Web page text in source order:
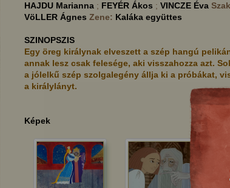
HAJDU Marianna ; FEYÉR Ákos ; VINCZE Éva
VöLLER Ágnes Zene: Kaláka együttes
SZINOPSZIS
Egy öreg királynak elveszett a szép hangú
annak lesz csak felesége, aki visszahozza azt.
a jólelkű szép szolgalegény állja ki a próbákat,
a királylányt.
Képek
Az égig érő paszuly A szállást kérő róka